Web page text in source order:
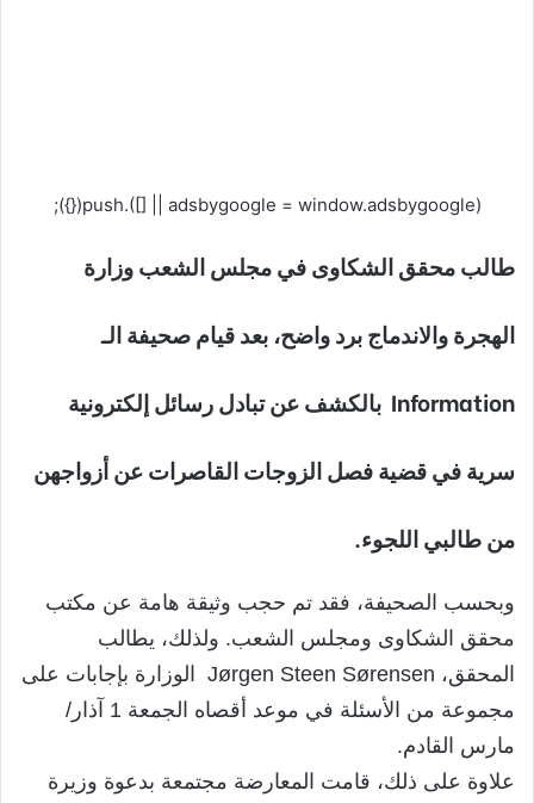
(adsbygoogle = window.adsbygoogle || []).push({});
طالب محقق الشكاوى في مجلس الشعب وزارة
الهجرة والاندماج برد واضح، بعد قيام صحيفة الـ
Information بالكشف عن تبادل رسائل إلكترونية
سرية في قضية فصل الزوجات القاصرات عن أزواجهن
من طالبي اللجوء.
وبحسب الصحيفة، فقد تم حجب وثيقة هامة عن مكتب
محقق الشكاوى ومجلس الشعب. ولذلك، يطالب
المحقق، Jørgen Steen Sørensen الوزارة بإجابات على
مجموعة من الأسئلة في موعد أقصاه الجمعة 1 آذار/
مارس القادم.
علاوة على ذلك، قامت المعارضة مجتمعة بدعوة وزيرة